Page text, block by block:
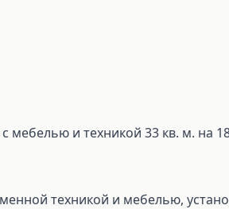
мебелью и техникой 33 кв. м. на
техникой и мебелью,